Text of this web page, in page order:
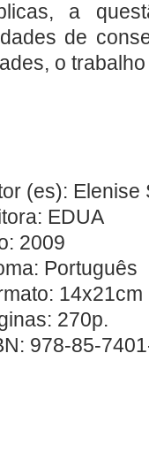
a
de
o
(es): Elenise
EDUA
2009
Português
14x21cm
270p.
978-85-